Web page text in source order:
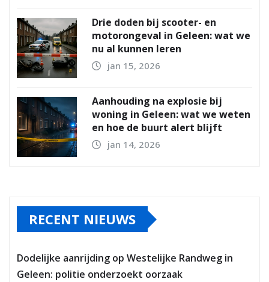
Drie doden bij scooter- en
motorongeval in Geleen: wat we
nu al kunnen leren
jan 15, 2026
Aanhouding na explosie bij
woning in Geleen: wat we weten
en hoe de buurt alert blijft
jan 14, 2026
RECENT NIEUWS
Dodelijke aanrijding op Westelijke Randweg in
Geleen: politie onderzoekt oorzaak